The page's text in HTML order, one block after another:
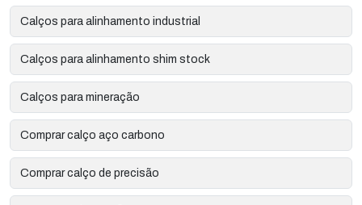
Calços para alinhamento industrial
Calços para alinhamento shim stock
Calços para mineração
Comprar calço aço carbono
Comprar calço de precisão